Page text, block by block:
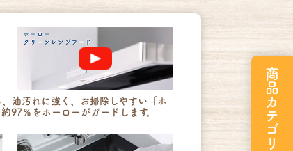
油汚れに強く、お掃除しやすい「ホ
97％をホーローがガードします。
商品カテゴリ